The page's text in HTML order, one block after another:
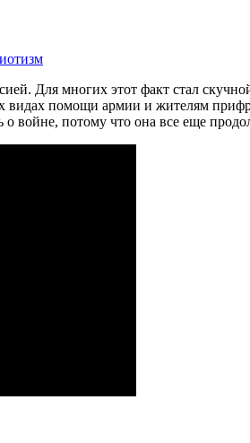
Для многих этот факт стал
видах помощи армии и жителям
войне, потому что она все еще